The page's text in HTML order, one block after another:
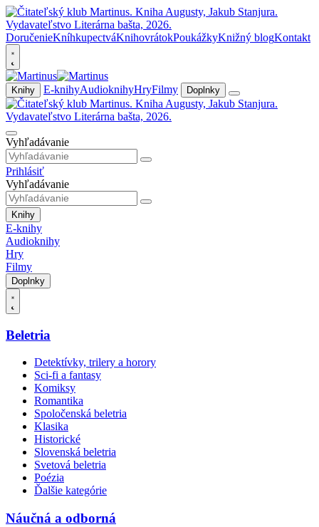
DoručenieKníhkupectváKnihovrátokPoukážkyKnižný blogKontakt
Knihy E-knihyAudioknihyHryFilmy Doplnky
Vyhľadávanie
Prihlásiť
Vyhľadávanie
Knihy
E-knihy
Audioknihy
Hry
Filmy
Doplnky
Beletria
Detektívky, trilery a horory
Sci-fi a fantasy
Komiksy
Romantika
Spoločenská beletria
Klasika
Historické
Slovenská beletria
Svetová beletria
Poézia
Ďalšie kategórie
Náučná a odborná